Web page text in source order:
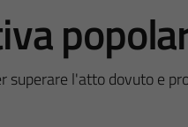
superare l'atto dovuto e